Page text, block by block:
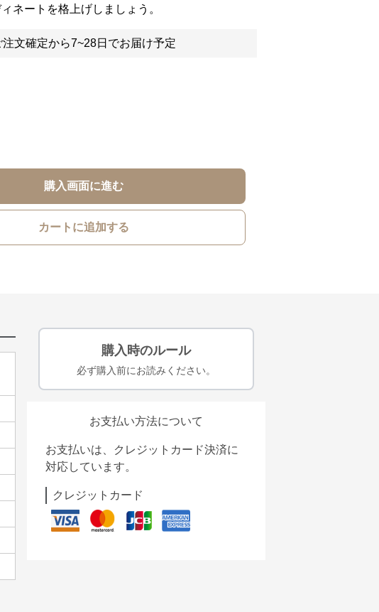
ネートを格上げしましょう。
注文確定から7~28日でお届け予定
購入画面に進む
カートに追加する
購入時のルール
必ず購入前にお読みください。
お支払い方法について
お支払いは、クレジットカード決済に
対応しています。
クレジットカード